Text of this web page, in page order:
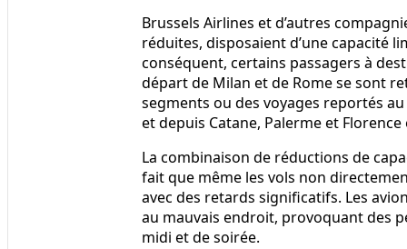
Brussels Airlines et d’autres
réduites, disposaient d’une capacité
conséquent, certains passagers à
départ de Milan et de Rome se sont
segments ou des voyages reportés
et depuis Catane, Palerme et
La combinaison de réductions de
fait que même les vols non
avec des retards significatifs. Les
au mauvais endroit, provoquant des
midi et de soirée.